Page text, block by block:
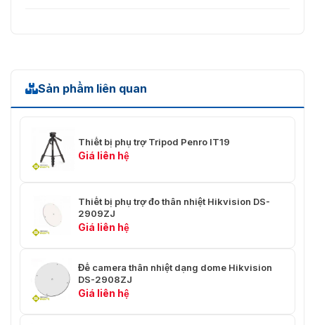
Sản phẩm liên quan
Thiết bị phụ trợ Tripod Penro IT19
Giá liên hệ
Thiết bị phụ trợ đo thân nhiệt Hikvision DS-
2909ZJ
Giá liên hệ
Đế camera thân nhiệt dạng dome Hikvision
DS-2908ZJ
Giá liên hệ